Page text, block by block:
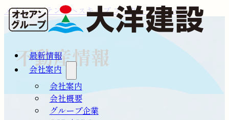
メインコンテンツへスキップフッターへスキップ
最新情報
会社案内
会社案内
会社概要
グループ企業
不動産情報